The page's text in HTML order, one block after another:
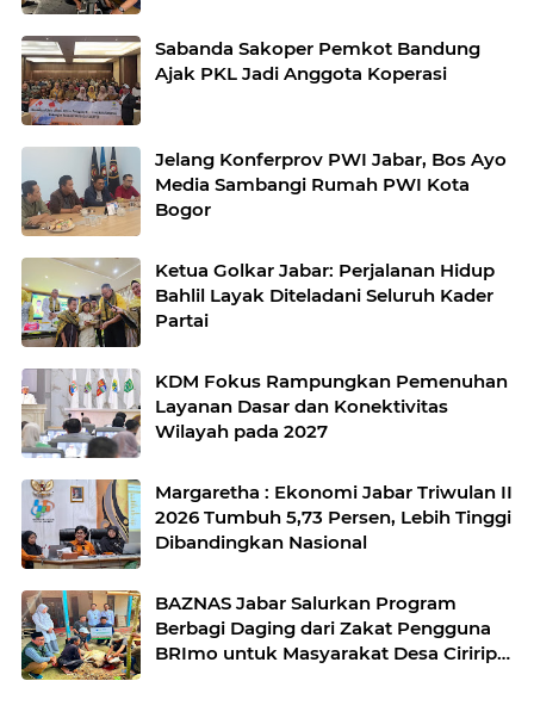
Sabanda Sakoper Pemkot Bandung
Ajak PKL Jadi Anggota Koperasi
Jelang Konferprov PWI Jabar, Bos Ayo
Media Sambangi Rumah PWI Kota
Bogor
Ketua Golkar Jabar: Perjalanan Hidup
Bahlil Layak Diteladani Seluruh Kader
Partai
KDM Fokus Rampungkan Pemenuhan
Layanan Dasar dan Konektivitas
Wilayah pada 2027
Margaretha : Ekonomi Jabar Triwulan II
2026 Tumbuh 5,73 Persen, Lebih Tinggi
Dibandingkan Nasional
BAZNAS Jabar Salurkan Program
Berbagi Daging dari Zakat Pengguna
BRImo untuk Masyarakat Desa Ciririp